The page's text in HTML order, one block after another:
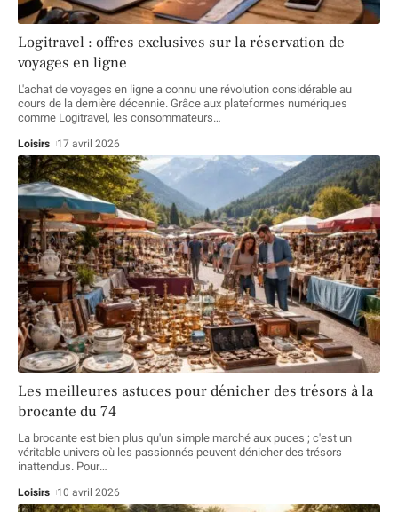
Logitravel : offres exclusives sur la réservation de
voyages en ligne
L'achat de voyages en ligne a connu une révolution considérable au
cours de la dernière décennie. Grâce aux plateformes numériques
comme Logitravel, les consommateurs…
Loisirs 17 avril 2026
Les meilleures astuces pour dénicher des trésors à la
brocante du 74
La brocante est bien plus qu'un simple marché aux puces ; c'est un
véritable univers où les passionnés peuvent dénicher des trésors
inattendus. Pour…
Loisirs 10 avril 2026